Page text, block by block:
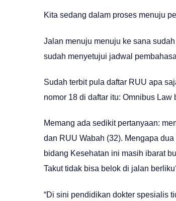
Kita sedang dalam proses menuju
Jalan menuju menuju ke sana
sudah menyetujui jadwal
Sudah terbit pula daftar RUU apa
nomor 18 di daftar itu: Omnibus
Memang ada sedikit pertanyaan:
dan RUU Wabah (32). Mengapa
bidang Kesehatan ini masih ibarat
Takut tidak bisa belok di jalan
“Di sini pendidikan dokter spesialis